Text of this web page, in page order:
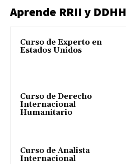
Aprende RRII y DDHH
Curso de Experto en
Estados Unidos
Curso de Derecho
Internacional
Humanitario
Curso de Analista
Internacional